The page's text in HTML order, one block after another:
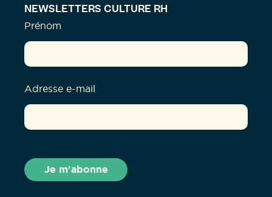
NEWSLETTERS CULTURE RH
Prénom
Adresse e-mail